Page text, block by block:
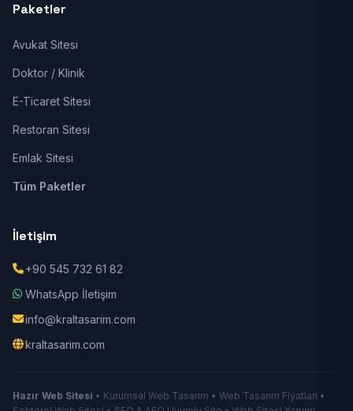
Paketler
Avukat Sitesi
Doktor / Klinik
E-Ticaret Sitesi
Restoran Sitesi
Emlak Sitesi
Tüm Paketler
İletişim
+90 545 732 61 82
WhatsApp İletişim
info@kraltasarim.com
kraltasarim.com
Hazır Web Sitesi • Kurumsal Web Tasarım • Web Tasarım Fiyatları •